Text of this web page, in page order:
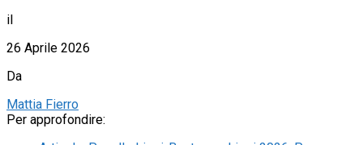
il
26 Aprile 2026
Da
Mattia Fierro
Per approfondire: